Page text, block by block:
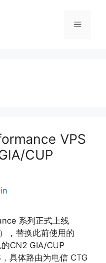
菜
VPS
CUP
系列正式上线
，替换此前使用的
CN2 GIA/CUP
具体路由为电信 CTG